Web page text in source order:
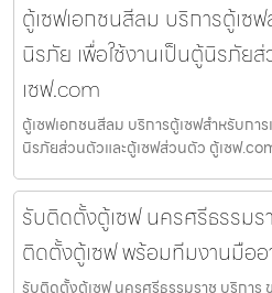
ตู้เซฟเอกชนสีลม บริการตู้เซฟ
นิรภัย เพื่อใช้งานเป็นตู้นิรภัย
เซฟ.com
ตู้เซฟเอกชนสีลม บริการตู้เซฟสำหรับกา
นิรภัยส่วนตัวและตู้เซฟส่วนตัว ตู้เซฟ
รับติดตั้งตู้เซฟ นครศรีธรรมร
ติดตั้งตู้เซฟ พร้อมทีมงานมืออ
รับติดตั้งตู้เซฟ นครศรีธรรมราช บริกา